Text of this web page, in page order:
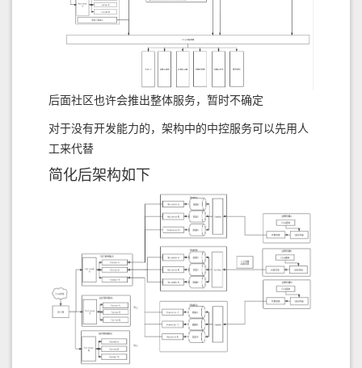
后面社区也许会推出整体服务，暂时不确定
对于没有开发能力的，架构中的中控服务可以先用人
工来代替
简化后架构如下